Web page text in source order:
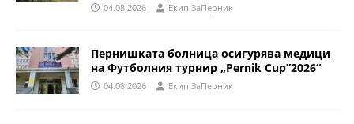
04.08.2026 Eкип ЗаПерник
Пернишката болница осигурява медици
на Футболния турнир „Pernik Cup”2026“
04.08.2026 Eкип ЗаПерник